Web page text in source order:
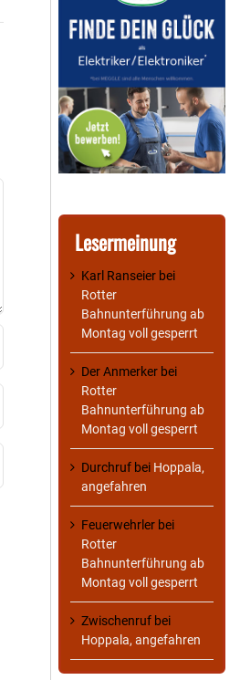
Lesermeinung
Karl Ranseier bei
Rotter
Bahnunterführung ab
Montag voll gesperrt
Der Anmerker bei
Rotter
Bahnunterführung ab
Montag voll gesperrt
Durchruf bei Hoppala,
angefahren
Feuerwehrler bei
Rotter
Bahnunterführung ab
Montag voll gesperrt
Zwischenruf bei
Hoppala, angefahren